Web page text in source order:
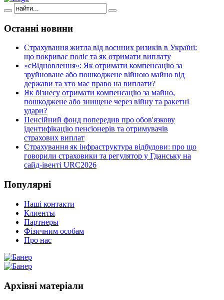
Останні новини
Страхування житла від воєнних ризиків в Україні:
що покриває поліс та як отримати виплату
«єВідновлення»: Як отримати компенсацію за
зруйноване або пошкоджене війною майно від
держави та хто має право на виплати?
Як бізнесу отримати компенсацію за майно,
пошкоджене або знищене через війну та ракетні
удари?
Пенсійний фонд попередив про обов'язкову
ідентифікацію пенсіонерів та отримувачів
страхових виплат
Страхування як інфраструктура відбудови: про що
говорили страховики та регулятор у Гданську на
сайд-івенті URC2026
Популярні
Наші контакти
Клиенты
Партнеры
Фізичним особам
Про нас
Архівні матеріали